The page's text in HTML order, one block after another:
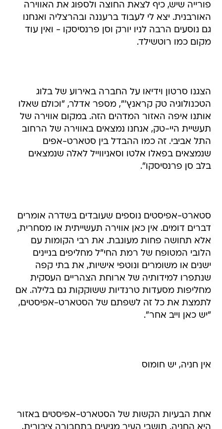
פורייה שיש, כיף לצאת החוצה ולספוג את האווירה
האורבנית. יצא לי לעבוד ברעננה ובהרצליה ואנחנו
גם נוסעים הרבה לניו יורק וסן פרנסיסקו - ואין עוד
מקום כמו רוטשילד.
הצגנו סרטון וידיאו על החברה באירוע של בלוג
הטכנולוגיה טק קראנץ'", מספר אדלר, "וכולם שאלו
אותנו איפה האזור המדהים הזה. במקום אווירה של
תעשיית היי-טק, אנחנו נמצאים באווירה של הרחוב
התל אביבי. זה כמו ההבדל בין סטארט-אפים
שנמצאים בפאלו אלטו וסאניווייל לאלה שנמצאים
בלב סן פרנסיסקו".
סטארט-אפיסטים נוספים שעובדים בשדרה אומרים
דברים דומים. אין כאן אווירה תעשייתית או מסחרית,
אלא תחושה פחות מעונבת. את רבי הקומות עם
הלובי המטופח של רמת החי"ל מחליפים בניינים
ישנים או משומרים ונוטפי אישיות, את בתי קפה
שנתפרו למידותיה של ארוחת הצהריים העסקית
מחליפות מסעדות טרנדיות ששוקקות גם בלילה. אם
לתמצת את כל זה לשפתם של הסטארט-אפיסטים,
"יש כאן וייב אחר".
אין חניה, יש חומוס
אחת הבעיות הקשות של הסטארט-אפיסטים באזור